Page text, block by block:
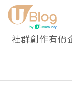
社群創作有價